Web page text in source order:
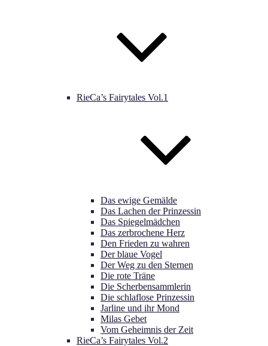
RieCa’s Fairytales Vol.1
Das ewige Gemälde
Das Lachen der Prinzessin
Das Spiegelmädchen
Das zerbrochene Herz
Den Frieden zu wahren
Der blaue Vogel
Der Weg zu den Sternen
Die rote Träne
Die Scherbensammlerin
Die schlaflose Prinzessin
Jarline und ihr Mond
Milas Gebet
Vom Geheimnis der Zeit
RieCa’s Fairytales Vol.2